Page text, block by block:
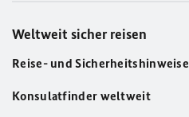
Weltweit sicher reisen
Reise- und Sicherheitshinweise
Konsulatfinder weltweit